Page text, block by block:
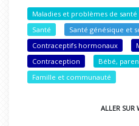
Maladies et problèmes de santé
Santé
Santé génésique et
Contraceptifs hormonaux
Contraception
Bébé,
Famille et communauté
ALLER SUR